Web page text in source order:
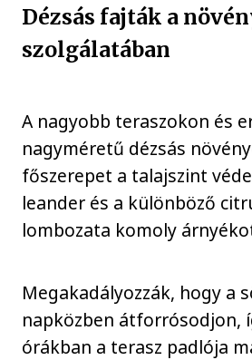
Dézsás fajták a
szolgálatában
A nagyobb teraszokon és
nagyméretű dézsás
főszerepet a talajszint
leander és a különböző
lombozata komoly
Megakadályozzák, hogy a
napközben átforrósodjon,
órákban a terasz padlója